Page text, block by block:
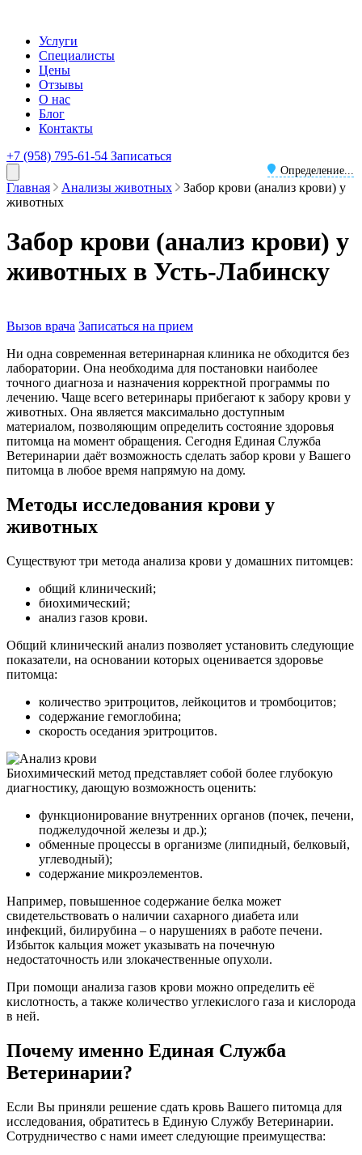
Услуги
Специалисты
Цены
Отзывы
О нас
Блог
Контакты
+7 (958) 795-61-54
Определение...
Записаться
Главная Анализы животных
Забор крови (анализ крови) у
животных
Забор крови (анализ крови) у
животных в Усть-Лабинску
Вызов врача Записаться на прием
Ни одна современная ветеринарная клиника не обходится без
лаборатории. Она необходима для постановки наиболее
точного диагноза и назначения корректной программы по
лечению. Чаще всего ветеринары прибегают к забору крови у
животных. Она является максимально доступным
материалом, позволяющим определить состояние здоровья
питомца на момент обращения. Сегодня Единая Служба
Ветеринарии даёт возможность сделать забор крови у Вашего
питомца в любое время напрямую на дому.
Методы исследования крови у
животных
Существуют три метода анализа крови у домашних питомцев:
общий клинический;
биохимический;
анализ газов крови.
Общий клинический анализ позволяет установить следующие
показатели, на основании которых оценивается здоровье
питомца:
количество эритроцитов, лейкоцитов и тромбоцитов;
содержание гемоглобина;
скорость оседания эритроцитов.
Биохимический метод представляет собой более глубокую
диагностику, дающую возможность оценить:
функционирование внутренних органов (почек, печени,
поджелудочной железы и др.);
обменные процессы в организме (липидный, белковый,
углеводный);
содержание микроэлементов.
Например, повышенное содержание белка может
свидетельствовать о наличии сахарного диабета или
инфекций, билирубина – о нарушениях в работе печени.
Избыток кальция может указывать на почечную
недостаточность или злокачественные опухоли.
При помощи анализа газов крови можно определить её
кислотность, а также количество углекислого газа и кислорода
в ней.
Почему именно Единая Служба
Ветеринарии?
Если Вы приняли решение сдать кровь Вашего питомца для
исследования, обратитесь в Единую Службу Ветеринарии.
Сотрудничество с нами имеет следующие преимущества: